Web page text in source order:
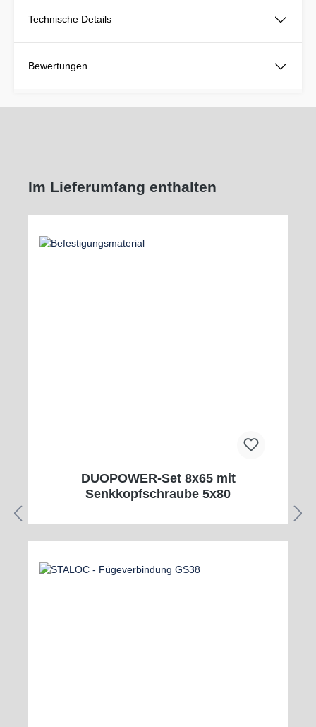
Technische Details
Bewertungen
Im Lieferumfang enthalten
DUOPOWER-Set 8x65 mit
Senkkopfschraube 5x80